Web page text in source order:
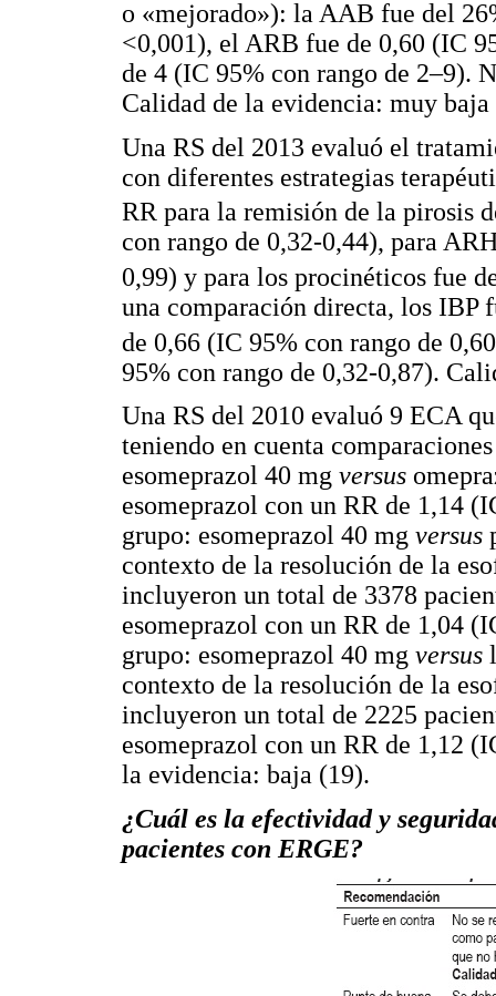
o «mejorado»): la AAB fue del
<0,001), el ARB fue de 0,60 (IC
de 4 (IC 95% con rango de 2–9).
Calidad de la evidencia: muy baja
Una RS del 2013 evaluó el
con diferentes estrategias
RR para la remisión de la pirosis
con rango de 0,32-0,44), para
0,99) y para los procinéticos fue
una comparación directa, los IBP
de 0,66 (IC 95% con rango de
95% con rango de 0,32-0,87).
Una RS del 2010 evaluó 9 ECA
teniendo en cuenta
esomeprazol 40 mg versus
esomeprazol con un RR de 1,14
grupo: esomeprazol 40 mg versus
contexto de la resolución de la
incluyeron un total de 3378
esomeprazol con un RR de 1,04
grupo: esomeprazol 40 mg versus
contexto de la resolución de la
incluyeron un total de 2225
esomeprazol con un RR de 1,12
la evidencia: baja (19).
¿Cuál es la efectividad y
pacientes con ERGE?